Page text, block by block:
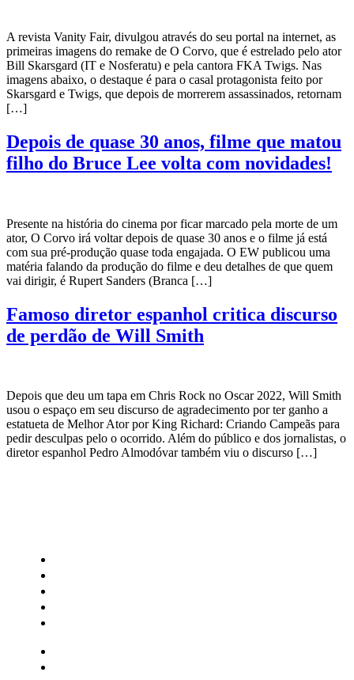
A revista Vanity Fair, divulgou através do seu portal na internet, as
primeiras imagens do remake de O Corvo, que é estrelado pelo ator
Bill Skarsgard (IT e Nosferatu) e pela cantora FKA Twigs. Nas
imagens abaixo, o destaque é para o casal protagonista feito por
Skarsgard e Twigs, que depois de morrerem assassinados, retornam
[…]
Depois de quase 30 anos, filme que matou
filho do Bruce Lee volta com novidades!
Presente na história do cinema por ficar marcado pela morte de um
ator, O Corvo irá voltar depois de quase 30 anos e o filme já está
com sua pré-produção quase toda engajada. O EW publicou uma
matéria falando da produção do filme e deu detalhes de que quem
vai dirigir, é Rupert Sanders (Branca […]
Famoso diretor espanhol critica discurso
de perdão de Will Smith
Depois que deu um tapa em Chris Rock no Oscar 2022, Will Smith
usou o espaço em seu discurso de agradecimento por ter ganho a
estatueta de Melhor Ator por King Richard: Criando Campeãs para
pedir desculpas pelo o ocorrido. Além do público e dos jornalistas, o
diretor espanhol Pedro Almodóvar também viu o discurso […]